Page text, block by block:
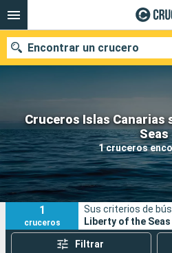
Cruceros Islas Canarias
Seas
1 cruceros
Encontrar un crucero
Nuestros destinos
Fecha de salida
Puertos
1
cruceros
Sus criterios de
Liberty of the
Filtrar